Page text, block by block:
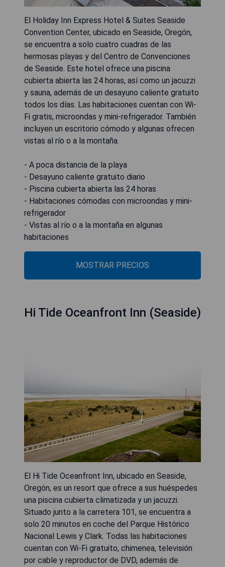
El Holiday Inn Express Hotel & Suites Seaside
Convention Center, ubicado en Seaside, Oregón,
se encuentra a solo cuatro cuadras de las
hermosas playas y del Centro de Convenciones
de Seaside. Este hotel ofrece una piscina
cubierta abierta las 24 horas, así como un jacuzzi
y sauna, además de un desayuno caliente gratuito
todos los días. Las habitaciones cuentan con Wi-
Fi gratis, microondas y mini-refrigerador. También
incluyen un escritorio cómodo y algunas ofrecen
vistas al río o a la montaña.
- A poca distancia de la playa
- Desayuno caliente gratuito diario
- Piscina cubierta abierta las 24 horas
- Habitaciones cómodas con microondas y mini-
refrigerador
- Vistas al río o a la montaña en algunas
habitaciones
MOSTRAR PRECIOS
Hi Tide Oceanfront Inn (Seaside)
El Hi Tide Oceanfront Inn, ubicado en Seaside,
Oregón, es un resort que ofrece a sus huéspedes
una piscina cubierta climatizada y un jacuzzi.
Situado junto a la carretera 101, se encuentra a
solo 20 minutos en coche del Parque Histórico
Nacional Lewis y Clark. Todas las habitaciones
cuentan con Wi-Fi gratuito, chimenea, televisión
por cable y reproductor de DVD, además de